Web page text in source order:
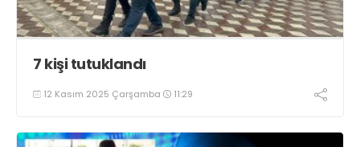
7 kişi tutuklandı
12 Kasım 2025 Çarşamba 11:29